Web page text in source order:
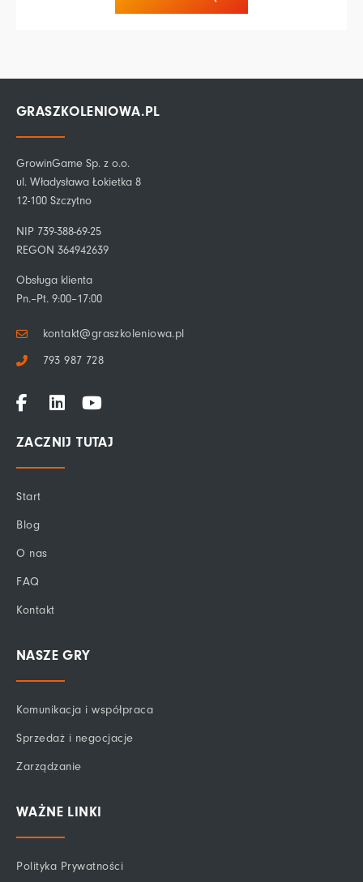
GRASZKOLENIOWA.PL
GrowinGame Sp. z o.o.
ul. Władysława Łokietka 8
12-100 Szczytno
NIP 739-388-69-25
REGON 364942639
Obsługa klienta
Pn.–Pt. 9:00–17:00
kontakt@graszkoleniowa.pl
793 987 728
F
a
e
b
o
k
f
L
i
k
e
Y
o
t
ZACZNIJ TUTAJ
Start
Blog
O nas
FAQ
Kontakt
NASZE GRY
Komunikacja i współpraca
Sprzedaż i negocjacje
Zarządzanie
WAŻNE LINKI
Polityka Prywatności